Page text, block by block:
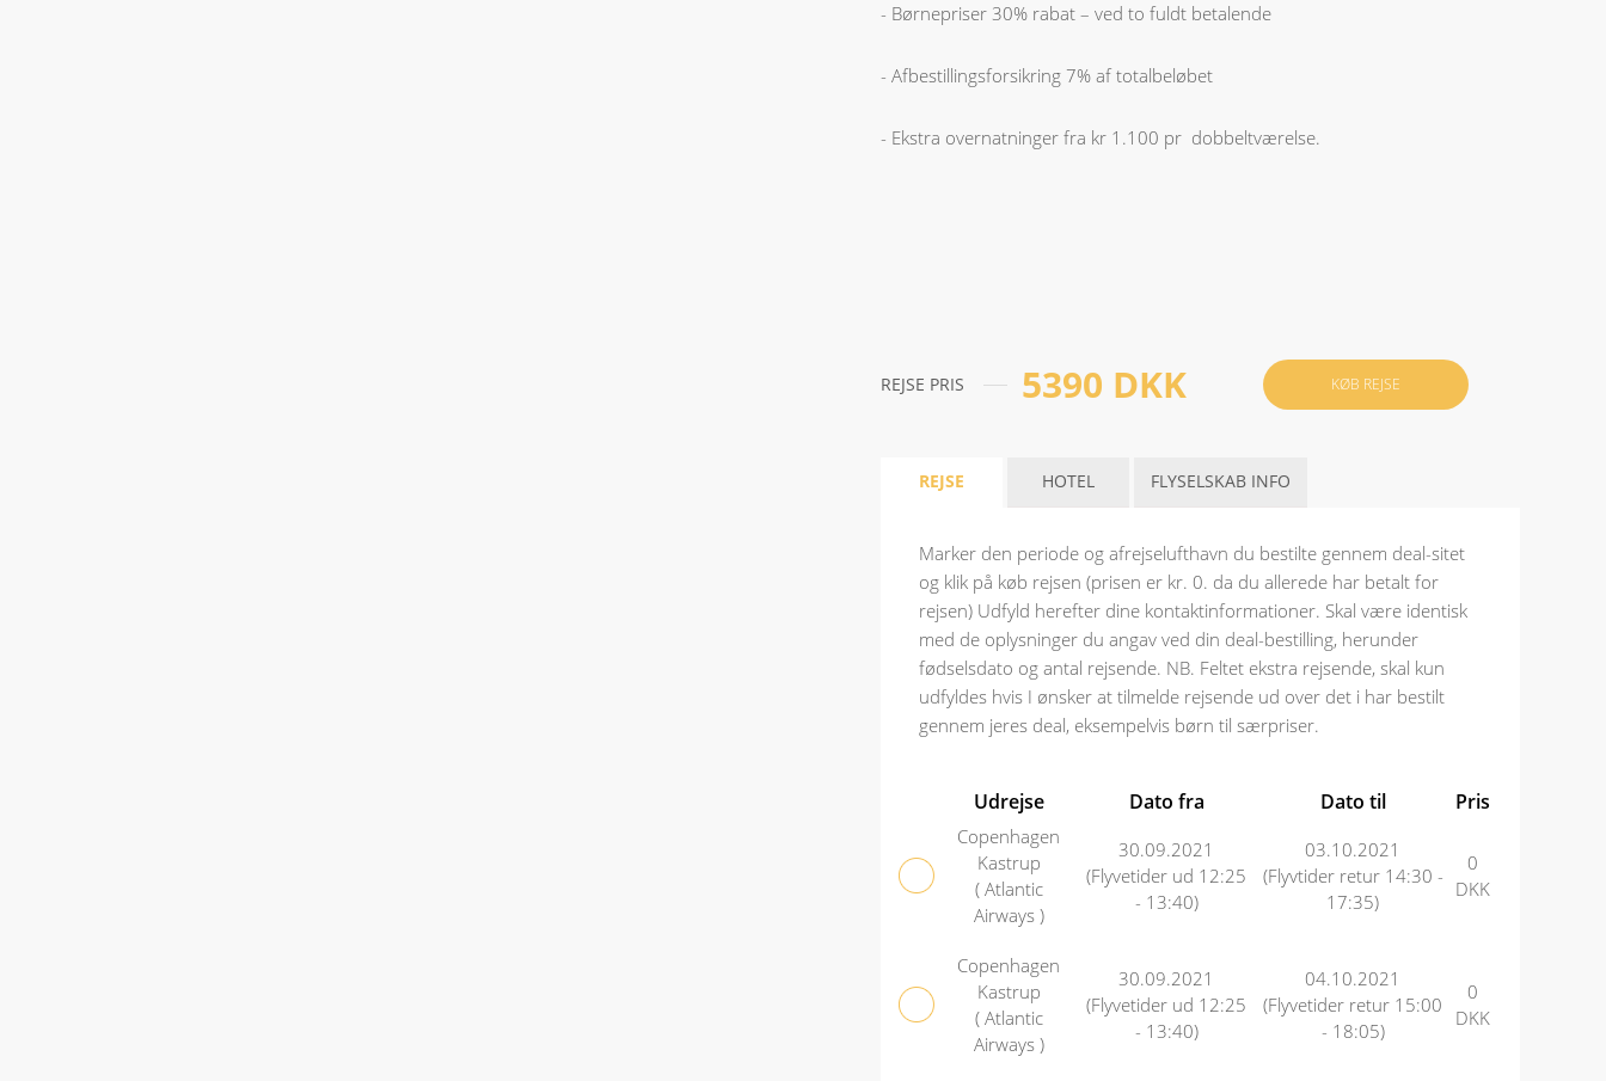
- Børnepriser 30% rabat – ved to fuldt betalende
- Afbestillingsforsikring 7% af totalbeløbet
- Ekstra overnatninger fra kr 1.100 pr dobbeltværelse.
REJSE PRIS 5390 DKK KØB REJSE
REJSE HOTEL FLYSELSKAB INFO
Marker den periode og afrejselufthavn du bestilte gennem deal-sitet
og klik på køb rejsen (prisen er kr. 0. da du allerede har betalt for
rejsen) Udfyld herefter dine kontaktinformationer. Skal være identisk
med de oplysninger du angav ved din deal-bestilling, herunder
fødselsdato og antal rejsende. NB. Feltet ekstra rejsende, skal kun
udfyldes hvis I ønsker at tilmelde rejsende ud over det i har bestilt
gennem jeres deal, eksempelvis børn til særpriser.
Udrejse Dato fra Dato til Pris
Copenhagen
Kastrup
( Atlantic
Airways )
30.09.2021
(Flyvetider ud 12:25
- 13:40)
03.10.2021
(Flyvtider retur 14:30 -
17:35)
0
DKK
Copenhagen
Kastrup
( Atlantic
Airways )
30.09.2021
(Flyvetider ud 12:25
- 13:40)
04.10.2021
(Flyvetider retur 15:00
- 18:05)
0
DKK